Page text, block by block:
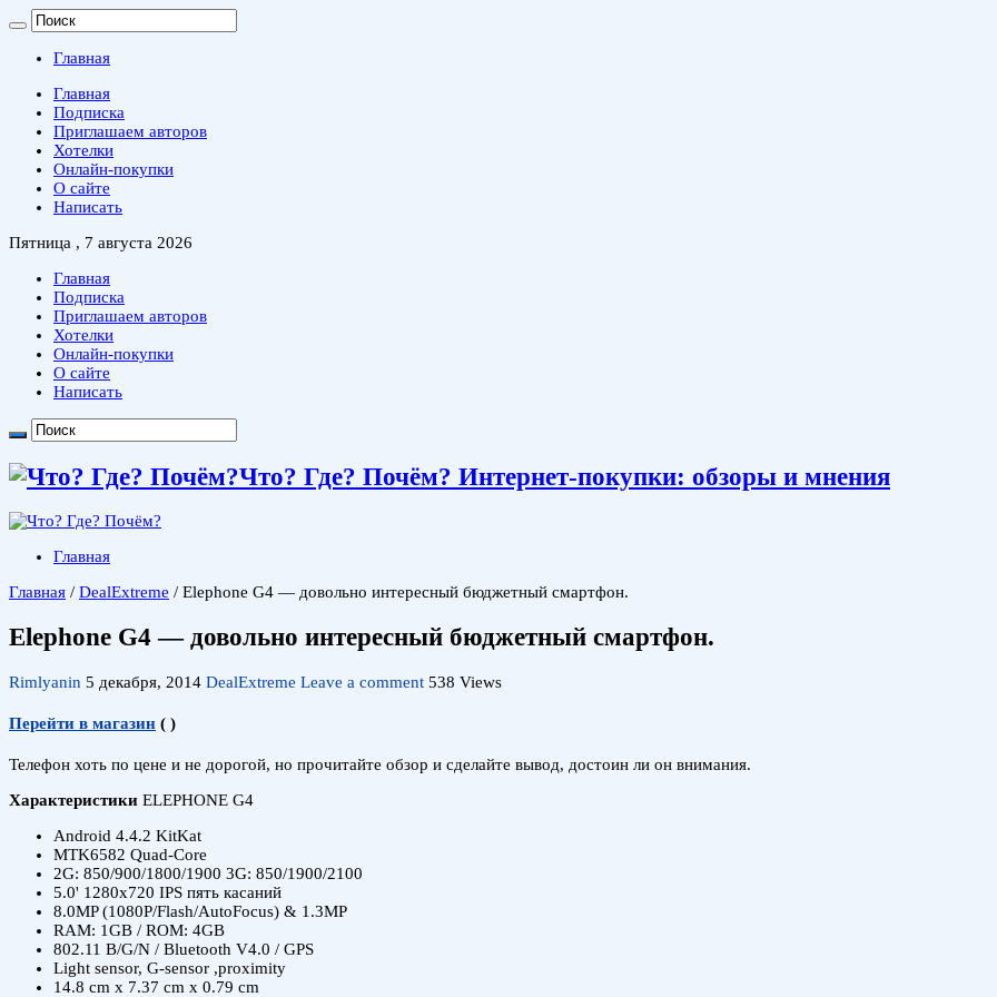
Главная
Главная
Подписка
Приглашаем авторов
Хотелки
Онлайн-покупки
О сайте
Написать
Пятница , 7 августа 2026
Главная
Подписка
Приглашаем авторов
Хотелки
Онлайн-покупки
О сайте
Написать
Что? Где? Почём? Интернет-покупки: обзоры и мнения
Главная
Главная / DealExtreme / Elephone G4 — довольно интересный бюджетный смартфон.
Elephone G4 — довольно интересный бюджетный смартфон.
Rimlyanin 5 декабря, 2014 DealExtreme Leave a comment 538 Views
Перейти в магазин ( )
Телефон хоть по цене и не дорогой, но прочитайте обзор и сделайте вывод, достоин ли он внимания.
Характеристики ELEPHONE G4
Android 4.4.2 KitKat
MTK6582 Quad-Core
2G: 850/900/1800/1900 3G: 850/1900/2100
5.0' 1280x720 IPS пять касаний
8.0MP (1080P/Flash/AutoFocus) & 1.3MP
RAM: 1GB / ROM: 4GB
802.11 B/G/N / Bluetooth V4.0 / GPS
Light sensor, G-sensor ,proximity
14.8 cm x 7.37 cm x 0.79 cm